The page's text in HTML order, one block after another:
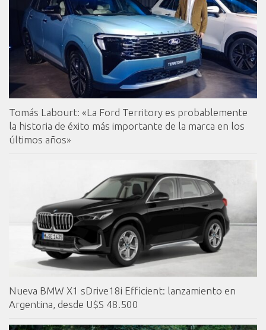
Tomás Labourt: «La Ford Territory es probablemente
la historia de éxito más importante de la marca en los
últimos años»
Nueva BMW X1 sDrive18i Efficient: lanzamiento en
Argentina, desde U$S 48.500